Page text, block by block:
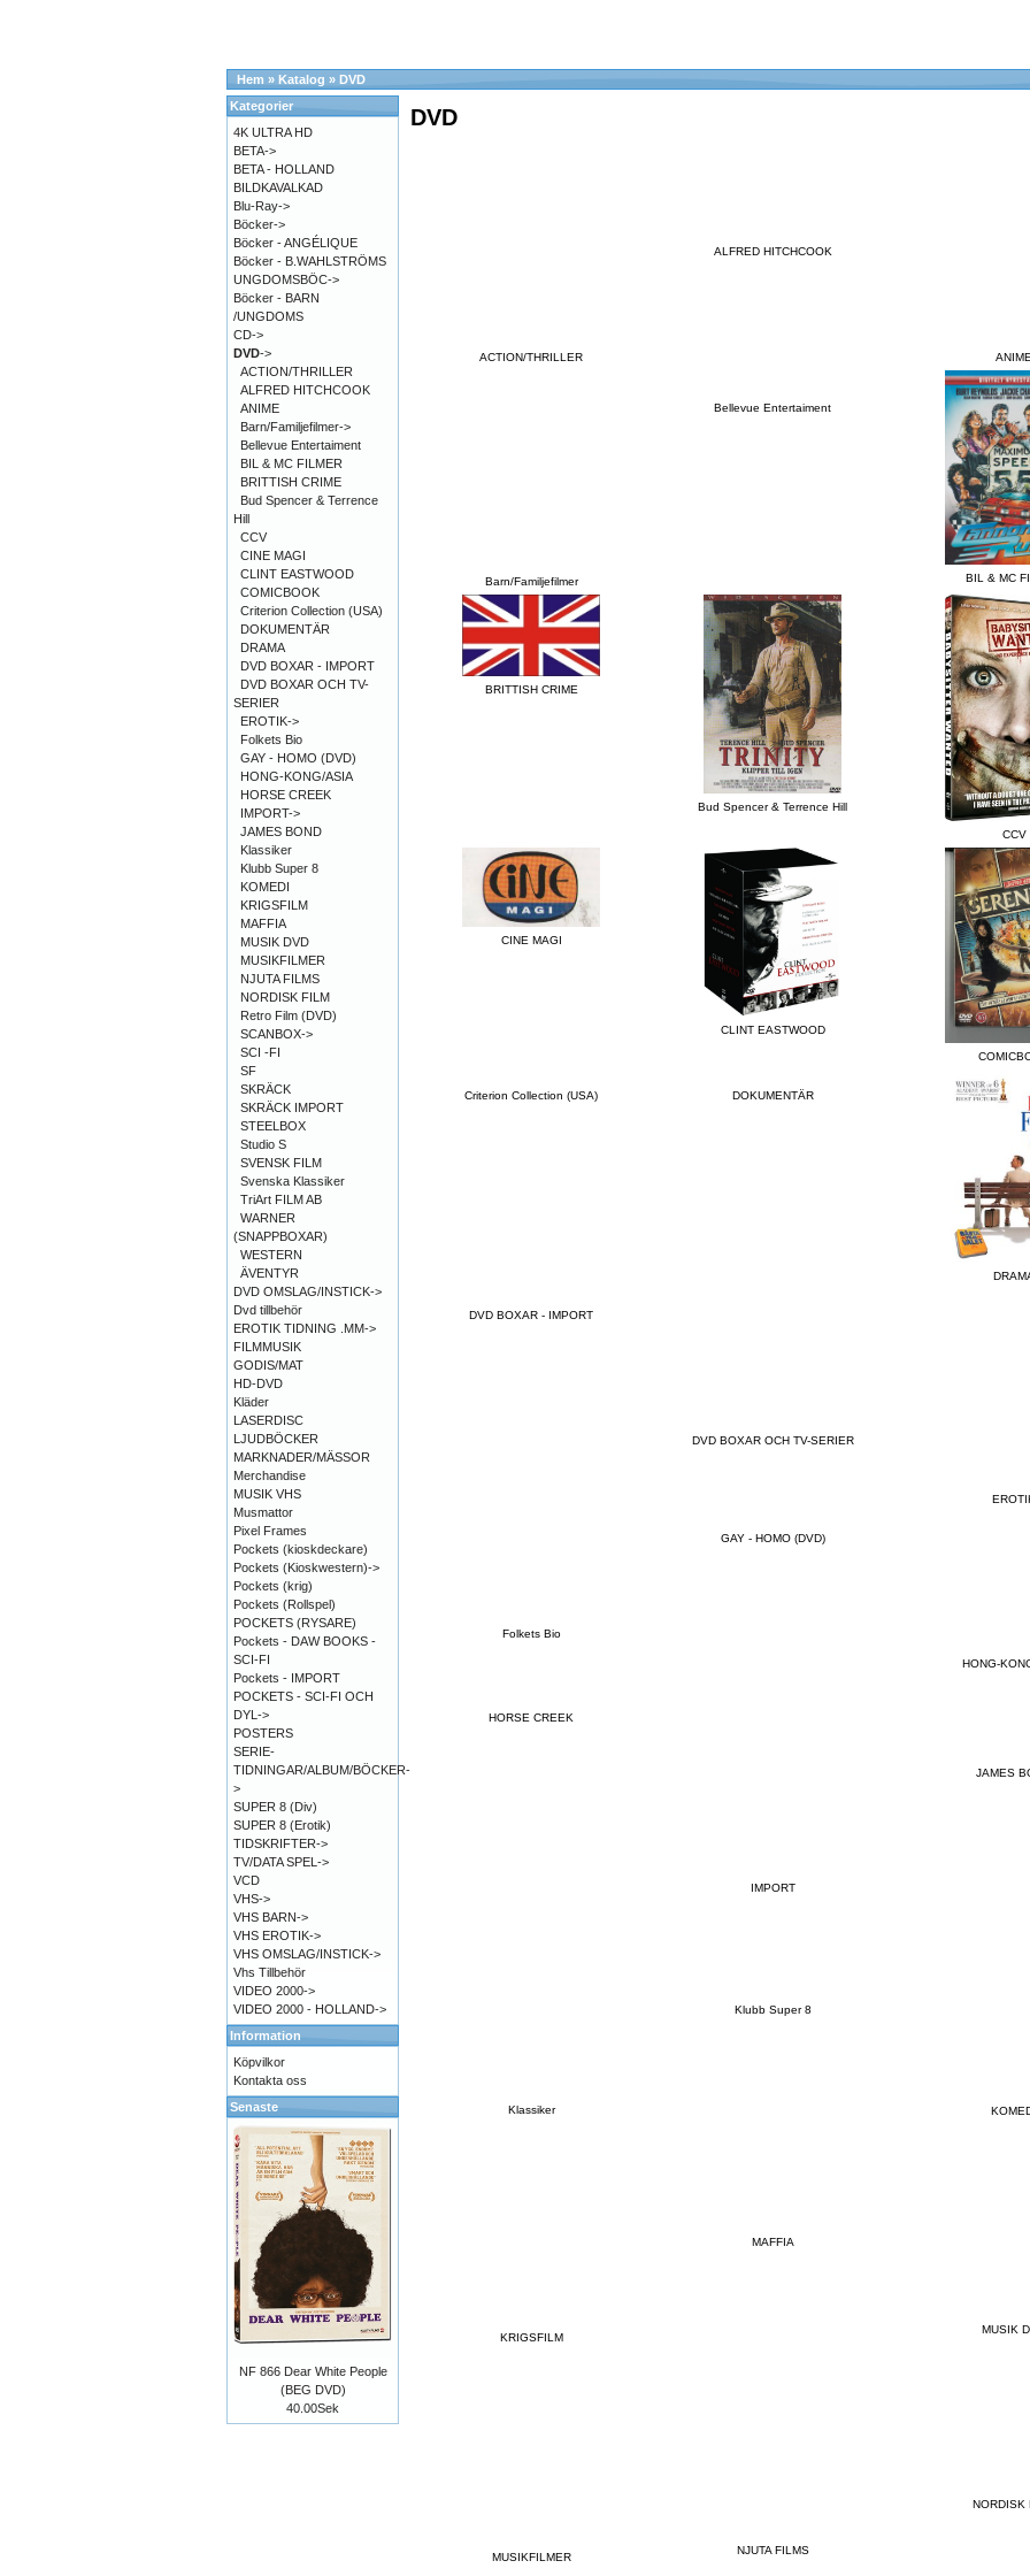
Hem » Katalog » DVD
DVD
ACTION/THRILLER
ALFRED HITCHCOOK
Barn/Familjefilmer
Bellevue Entertaiment
BIL & MC
BRITTISH CRIME
Bud Spencer & Terrence Hill
CCV
CINE MAGI
CLINT EASTWOOD
Criterion Collection (USA) DOKUMENTÄR
DVD BOXAR - IMPORT
DVD BOXAR OCH TV-SERIER
Folkets Bio
GAY - HOMO (DVD)
HONG-
HORSE CREEK
IMPORT
JAMES
Klassiker
Klubb Super 8
KRIGSFILM
MAFFIA
MUSIK
MUSIKFILMER
NJUTA FILMS
NORDISK
Kategorier
4K ULTRA HD
BETA->
BETA - HOLLAND
BILDKAVALKAD
Blu-Ray->
Böcker->
Böcker - ANGÉLIQUE
Böcker - B.WAHLSTRÖMS
UNGDOMSBÖC->
Böcker - BARN
/UNGDOMS
CD->
DVD->
ACTION/THRILLER
ALFRED HITCHCOOK
ANIME
Barn/Familjefilmer->
Bellevue Entertaiment
BIL & MC FILMER
BRITTISH CRIME
Bud Spencer & Terrence
Hill
CCV
CINE MAGI
CLINT EASTWOOD
COMICBOOK
Criterion Collection (USA)
DOKUMENTÄR
DRAMA
DVD BOXAR - IMPORT
DVD BOXAR OCH TV-
SERIER
EROTIK->
Folkets Bio
GAY - HOMO (DVD)
HONG-KONG/ASIA
HORSE CREEK
IMPORT->
JAMES BOND
Klassiker
Klubb Super 8
KOMEDI
KRIGSFILM
MAFFIA
MUSIK DVD
MUSIKFILMER
NJUTA FILMS
NORDISK FILM
Retro Film (DVD)
SCANBOX->
SCI -FI
SF
SKRÄCK
SKRÄCK IMPORT
STEELBOX
Studio S
SVENSK FILM
Svenska Klassiker
TriArt FILM AB
WARNER
(SNAPPBOXAR)
WESTERN
ÄVENTYR
DVD OMSLAG/INSTICK->
Dvd tillbehör
EROTIK TIDNING .MM->
FILMMUSIK
GODIS/MAT
HD-DVD
Kläder
LASERDISC
LJUDBÖCKER
MARKNADER/MÄSSOR
Merchandise
MUSIK VHS
Musmattor
Pixel Frames
Pockets (kioskdeckare)
Pockets (Kioskwestern)->
Pockets (krig)
Pockets (Rollspel)
POCKETS (RYSARE)
Pockets - DAW BOOKS -
SCI-FI
Pockets - IMPORT
POCKETS - SCI-FI OCH
DYL->
POSTERS
SERIE-
TIDNINGAR/ALBUM/BÖCKER-
>
SUPER 8 (Div)
SUPER 8 (Erotik)
TIDSKRIFTER->
TV/DATA SPEL->
VCD
VHS->
VHS BARN->
VHS EROTIK->
VHS OMSLAG/INSTICK->
Vhs Tillbehör
VIDEO 2000->
VIDEO 2000 - HOLLAND->
Information
Köpvilkor
Kontakta oss
Senaste
NF 866 Dear White People
(BEG DVD)
40.00Sek